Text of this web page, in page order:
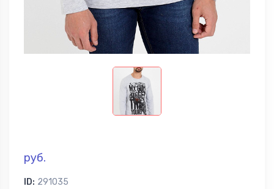
руб.
ID: 291035